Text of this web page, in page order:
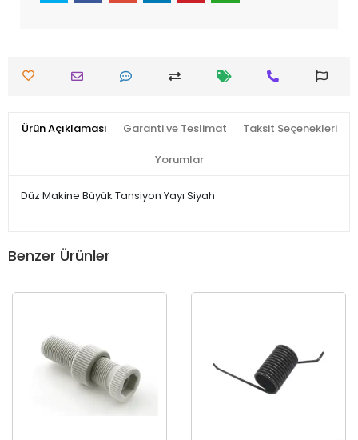
Ürün Açıklaması Garanti ve Teslimat Taksit Seçenekleri
Yorumlar
Düz Makine Büyük Tansiyon Yayı Siyah
Benzer Ürünler